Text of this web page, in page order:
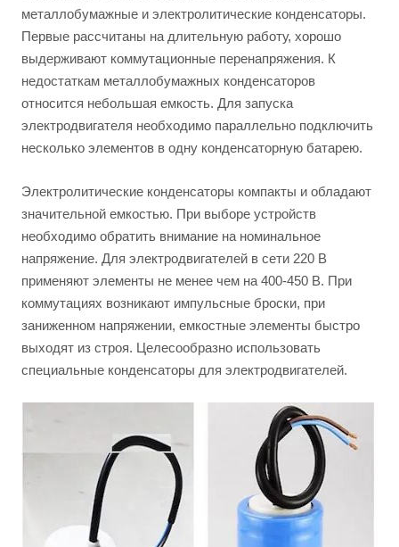
металлобумажные и электролитические конденсаторы.
Первые рассчитаны на длительную работу, хорошо
выдерживают коммутационные перенапряжения. К
недостаткам металлобумажных конденсаторов
относится небольшая емкость. Для запуска
электродвигателя необходимо параллельно подключить
несколько элементов в одну конденсаторную батарею.
Электролитические конденсаторы компакты и обладают
значительной емкостью. При выборе устройств
необходимо обратить внимание на номинальное
напряжение. Для электродвигателей в сети 220 В
применяют элементы не менее чем на 400-450 В. При
коммутациях возникают импульсные броски, при
заниженном напряжении, емкостные элементы быстро
выходят из строя. Целесообразно использовать
специальные конденсаторы для электродвигателей.